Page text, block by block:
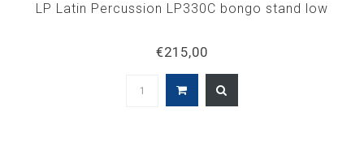
LP Latin Percussion LP330C bongo stand low
€215,00